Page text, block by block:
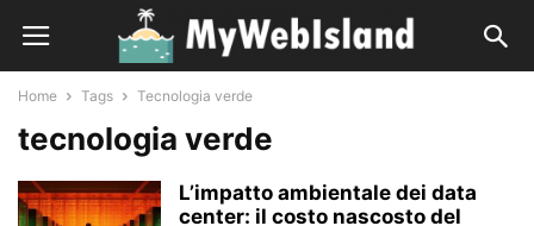
Home Tags Tecnologia verde
tecnologia verde
L’impatto ambientale dei data
center: il costo nascosto del